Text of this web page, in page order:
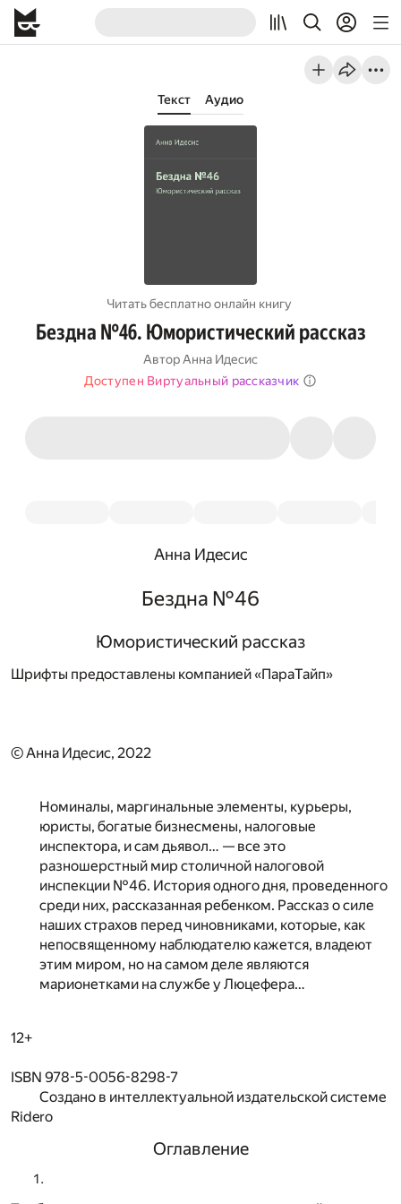
Текст Аудио
Читать бесплатно онлайн книгу
Бездна №46. Юмористический рассказ
АвторАнна Идесис
Доступен Виртуальный рассказчик
Анна Идесис
Бездна №46
Юмористический рассказ
Шрифты предоставлены компанией «ПараТайп»
© Анна Идесис, 2022
Номиналы, маргинальные элементы, курьеры,
юристы, богатые бизнесмены, налоговые
инспектора, и сам дьявол… — все это
разношерстный мир столичной налоговой
инспекции №46. История одного дня, проведенного
среди них, рассказанная ребенком. Рассказ о силе
наших страхов перед чиновниками, которые, как
непосвященному наблюдателю кажется, владеют
этим миром, но на самом деле являются
марионетками на службе у Люцефера…
12+
ISBN 978-5-0056-8298-7
Создано в интеллектуальной издательской системе
Ridero
Оглавление